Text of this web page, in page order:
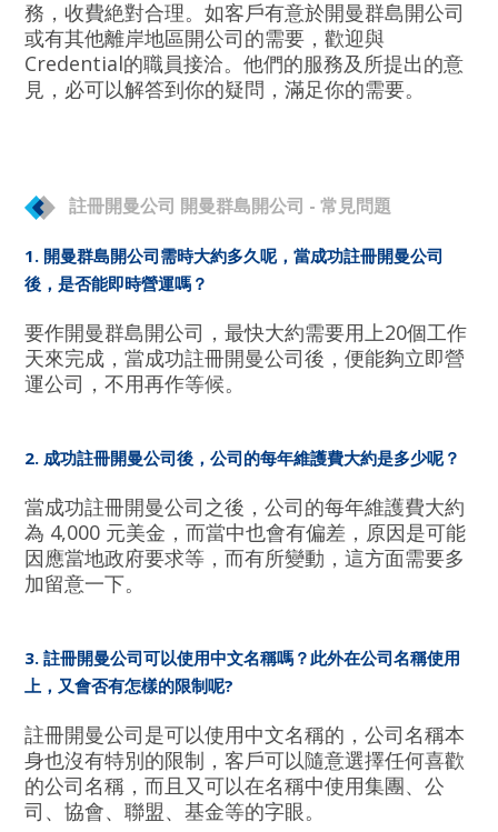
務，收費絶對合理。如客戶有意於開曼群島開公司
或有其他離岸地區開公司的需要，歡迎與
Credential的職員接洽。他們的服務及所提出的意
見，必可以解答到你的疑問，滿足你的需要。
註冊開曼公司 開曼群島開公司 - 常見問題
1. 開曼群島開公司需時大約多久呢，當成功註冊開曼公司
後，是否能即時營運嗎？
要作開曼群島開公司，最快大約需要用上20個工作
天來完成，當成功註冊開曼公司後，便能夠立即營
運公司，不用再作等候。
2. 成功註冊開曼公司後，公司的每年維護費大約是多少呢？
當成功註冊開曼公司之後，公司的每年維護費大約
為 4,000 元美金，而當中也會有偏差，原因是可能
因應當地政府要求等，而有所變動，這方面需要多
加留意一下。
3. 註冊開曼公司可以使用中文名稱嗎？此外在公司名稱使用
上，又會否有怎樣的限制呢?
註冊開曼公司是可以使用中文名稱的，公司名稱本
身也沒有特別的限制，客戶可以隨意選擇任何喜歡
的公司名稱，而且又可以在名稱中使用集團、公
司、協會、聯盟、基金等的字眼。